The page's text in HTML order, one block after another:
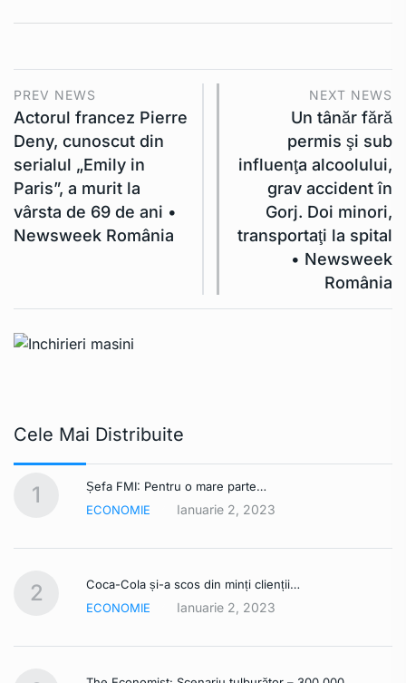
PREV NEWS
Actorul francez Pierre
Deny, cunoscut din
serialul „Emily in
Paris”, a murit la
vârsta de 69 de ani •
Newsweek România
NEXT NEWS
Un tânăr fără
permis şi sub
influenţa alcoolului,
grav accident în
Gorj. Doi minori,
transportaţi la spital
• Newsweek
România
Cele Mai Distribuite
1
Șefa FMI: Pentru o mare parte…
ECONOMIE
Ianuarie 2, 2023
2
Coca-Cola și-a scos din minți clienții…
ECONOMIE
Ianuarie 2, 2023